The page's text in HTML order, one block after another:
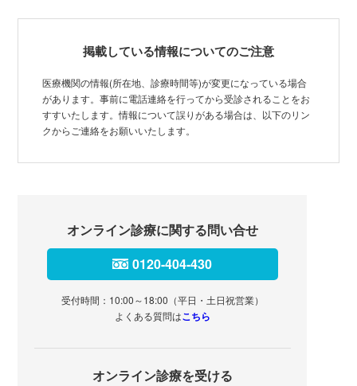
掲載している情報についてのご注意
医療機関の情報(所在地、診療時間等)が変更になっている場合
があります。事前に電話連絡を行ってから受診されることをお
すすいたします。情報について誤りがある場合は、以下のリン
クからご連絡をお願いいたします。
オンライン診療に関する問い合せ
0120-404-430
受付時間：10:00～18:00（平日・土日祝営業）
よくある質問はこちら
オンライン診療を受ける